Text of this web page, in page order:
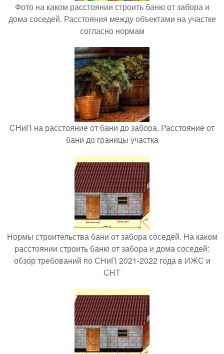
Фото на каком расстоянии строить баню от забора и
дома соседей. Расстояния между объектами на участке
согласно нормам
СНиП на расстояние от бани до забора. Расстояние от
бани до границы участка
Нормы строительства бани от забора соседей. На каком
расстоянии строить баню от забора и дома соседей:
обзор требований по СНиП 2021-2022 года в ИЖС и
СНТ